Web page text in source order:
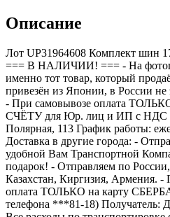
Описание
Лот UP31964608 Комплект шин
=== B НАЛИЧИИ! === - На
именно тот товар, который
привезён из Японии, в России
- При самовывозе оплата
СЧЁТУ для Юр. лиц и ИП с НДС
Полярная, 113 График работы:
Доставка в другие города: -
удобной Вам Транспортной
подарок! - Отправляем по
Казахстан, Киргизия, Армения. -
оплата ТОЛЬКО на карту
телефона ***81-18) Получатель: